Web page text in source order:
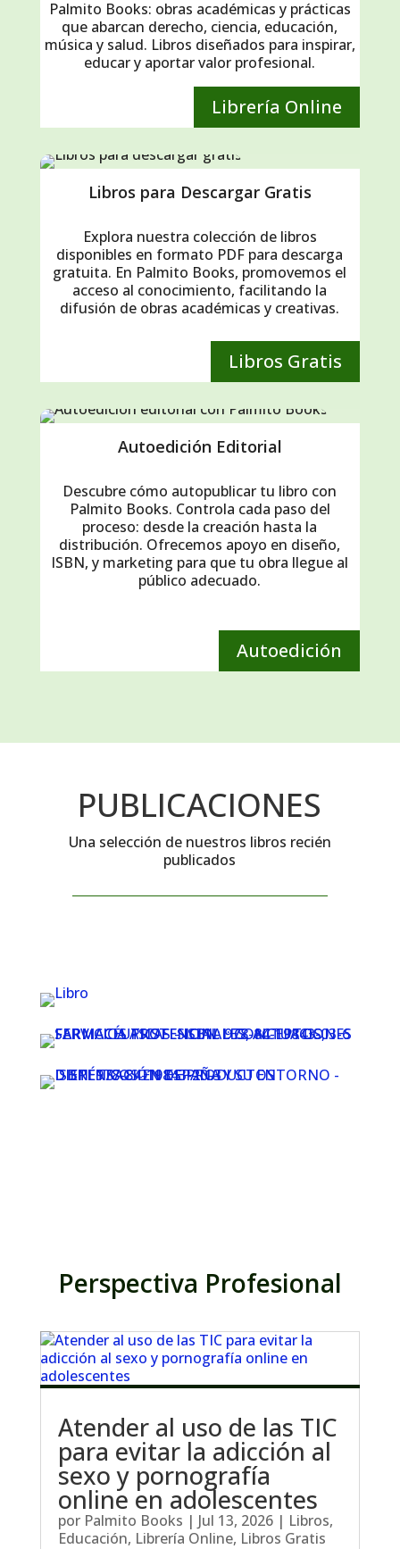
Palmito Books: obras académicas y prácticas
que abarcan derecho, ciencia, educación,
música y salud. Libros diseñados para inspirar,
educar y aportar valor profesional.
Librería Online
Libros para Descargar Gratis
Explora nuestra colección de libros
disponibles en formato PDF para descarga
gratuita. En Palmito Books, promovemos el
acceso al conocimiento, facilitando la
difusión de obras académicas y creativas.
Libros Gratis
Autoedición Editorial
Descubre cómo autopublicar tu libro con
Palmito Books. Controla cada paso del
proceso: desde la creación hasta la
distribución. Ofrecemos apoyo en diseño,
ISBN, y marketing para que tu obra llegue al
público adecuado.
Autoedición
PUBLICACIONES
Una selección de nuestros libros recién
publicados
Perspectiva Profesional
Atender al uso de las TIC
para evitar la adicción al
sexo y pornografía
online en adolescentes
por Palmito Books | Jul 13, 2026| Libros,
Educación, Librería Online, Libros Gratis